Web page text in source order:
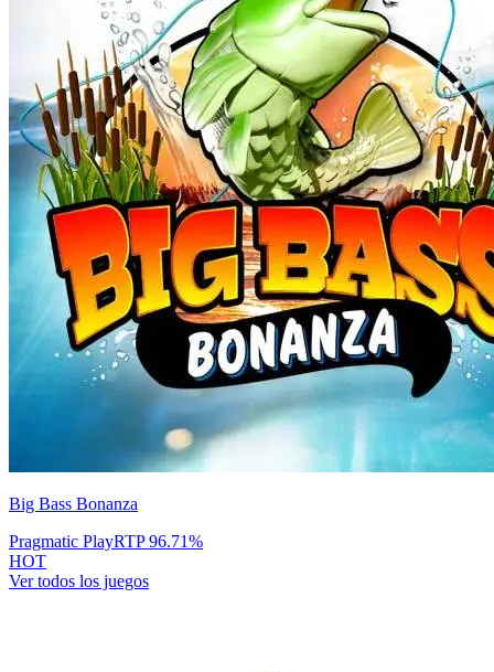
Big Bass Bonanza
Pragmatic PlayRTP96.71%
HOT
Ver todos los juegos